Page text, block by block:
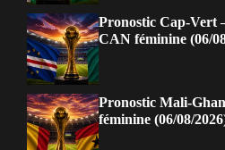
Pronostic Cap-Vert
CAN féminine (06/
Pronostic Mali-
féminine (06/08/